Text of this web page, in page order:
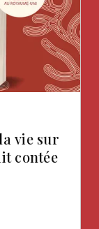
vie sur
contée